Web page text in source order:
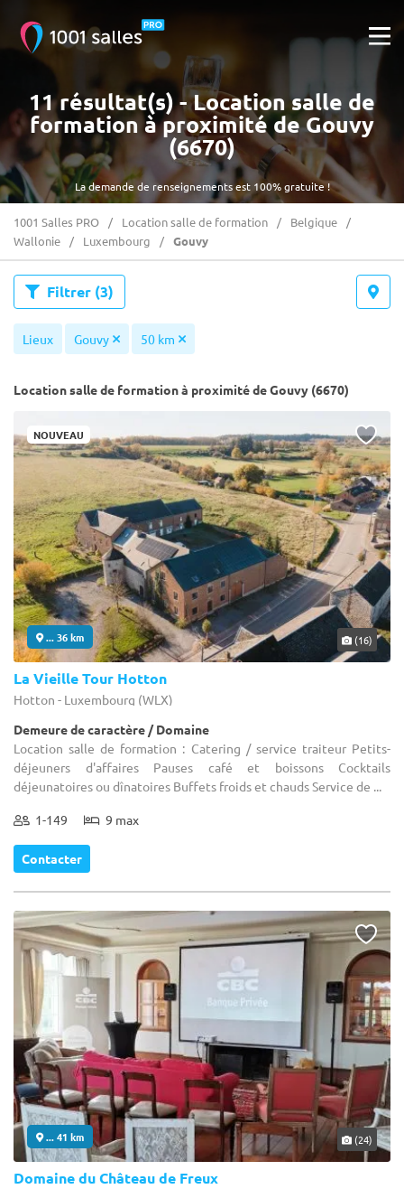
La demande de renseignements est 100% gratuite !
11 résultat(s) - Location salle de
formation à proximité de Gouvy
(6670)
1001 Salles PRO Location salle de formation
Belgique
Wallonie
Luxembourg Gouvy
Filtrer (3)
Lieux Gouvy 50 km
Location salle de formation à proximité de Gouvy (6670)
NOUVEAU
... 36 km (16)
La Vieille Tour Hotton
Hotton - Luxembourg (WLX)
Demeure de caractère / Domaine
Location salle de formation : Catering / service traiteur Petits-
déjeuners d'affaires Pauses café et boissons Cocktails
déjeunatoires ou dînatoires Buffets froids et chauds Service de ...
1-149 9 max
Contacter
... 41 km (24)
Domaine du Château de Freux